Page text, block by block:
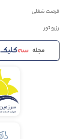
فرصت شغلی
رزرو تور
مجله